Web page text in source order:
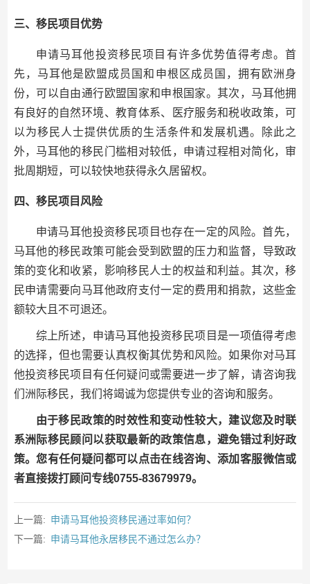
三、移民项目优势
申请马耳他投资移民项目有许多优势值得考虑。首
先，马耳他是欧盟成员国和申根区成员国，拥有欧洲身
份，可以自由通行欧盟国家和申根国家。其次，马耳他拥
有良好的自然环境、教育体系、医疗服务和税收政策，可
以为移民人士提供优质的生活条件和发展机遇。除此之
外，马耳他的移民门槛相对较低，申请过程相对简化，审
批周期短，可以较快地获得永久居留权。
四、移民项目风险
申请马耳他投资移民项目也存在一定的风险。首先，
马耳他的移民政策可能会受到欧盟的压力和监督，导致政
策的变化和收紧，影响移民人士的权益和利益。其次，移
民申请需要向马耳他政府支付一定的费用和捐款，这些金
额较大且不可退还。
综上所述，申请马耳他投资移民项目是一项值得考虑
的选择，但也需要认真权衡其优势和风险。如果你对马耳
他投资移民项目有任何疑问或需要进一步了解，请咨询我
们洲际移民，我们将竭诚为您提供专业的咨询和服务。
由于移民政策的时效性和变动性较大，建议您及时联
系洲际移民顾问以获取最新的政策信息，避免错过利好政
策。您有任何疑问都可以点击在线咨询、添加客服微信或
者直接拨打顾问专线0755-83679979。
上一篇: 申请马耳他投资移民通过率如何？
下一篇: 申请马耳他永居移民不通过怎么办？